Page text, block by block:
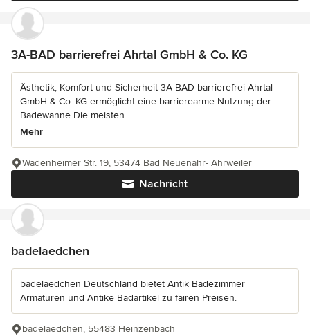
3A-BAD barrierefrei Ahrtal GmbH & Co. KG
Ästhetik, Komfort und Sicherheit 3A-BAD barrierefrei Ahrtal
GmbH & Co. KG ermöglicht eine barrierearme Nutzung der
Badewanne Die meisten...
Mehr
Nachricht
Wadenheimer Str. 19, 53474 Bad Neuenahr- Ahrweiler
badelaedchen
badelaedchen Deutschland bietet Antik Badezimmer
Armaturen und Antike Badartikel zu fairen Preisen.
badelaedchen, 55483 Heinzenbach